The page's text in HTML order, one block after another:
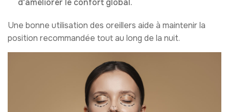
d'améliorer le confort global.
Une bonne utilisation des oreillers aide à maintenir la
position recommandée tout au long de la nuit.